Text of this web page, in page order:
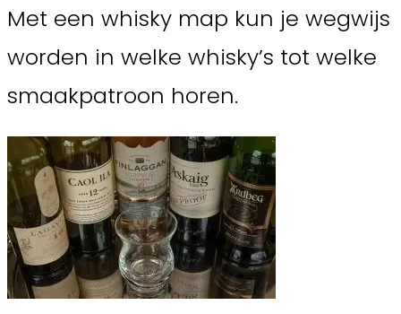
Met een whisky map kun je wegwijs
worden in welke whisky’s tot welke
smaakpatroon horen.